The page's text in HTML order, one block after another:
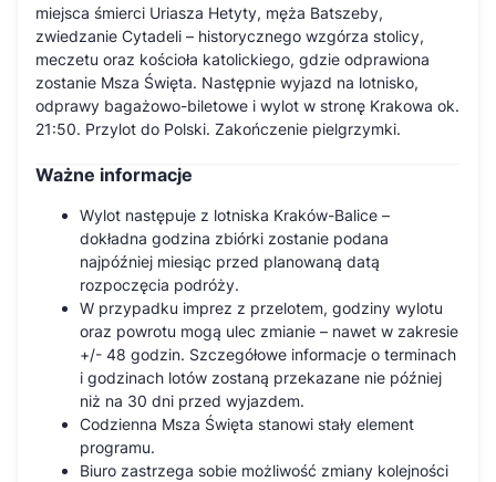
miejsca śmierci Uriasza Hetyty, męża Batszeby,
zwiedzanie Cytadeli – historycznego wzgórza stolicy,
meczetu oraz kościoła katolickiego, gdzie odprawiona
zostanie Msza Święta. Następnie wyjazd na lotnisko,
odprawy bagażowo-biletowe i wylot w stronę Krakowa ok.
21:50. Przylot do Polski. Zakończenie pielgrzymki.
Ważne informacje
Wylot następuje z lotniska Kraków-Balice –
dokładna godzina zbiórki zostanie podana
najpóźniej miesiąc przed planowaną datą
rozpoczęcia podróży.
W przypadku imprez z przelotem, godziny wylotu
oraz powrotu mogą ulec zmianie – nawet w zakresie
+/- 48 godzin. Szczegółowe informacje o terminach
i godzinach lotów zostaną przekazane nie później
niż na 30 dni przed wyjazdem.
Codzienna Msza Święta stanowi stały element
programu.
Biuro zastrzega sobie możliwość zmiany kolejności